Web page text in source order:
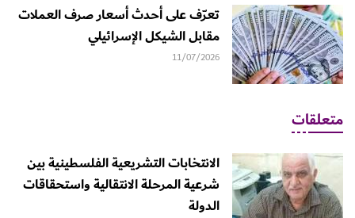
تعرّف على أحدث أسعار صرف العملات
مقابل الشيكل الإسرائيلي
11/07/2026
متعلقات
الانتخابات التشريعية الفلسطينية بين
شرعية المرحلة الانتقالية واستحقاقات
الدولة